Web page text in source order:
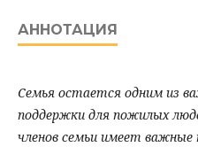
АННОТАЦИЯ
Семья остается одним из
поддержки для пожилых
членов семьи имеет